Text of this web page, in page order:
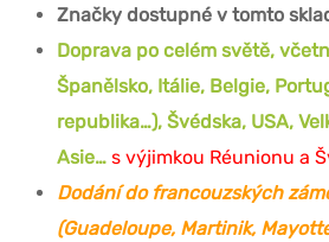
Značky dostupné v tomto
Doprava po celém světě,
Španělsko, Itálie, Belgie,
republika…), Švédska, USA,
Asie… s výjimkou Réunionu a
Dodání do francouzských
(Guadeloupe, Martinik,